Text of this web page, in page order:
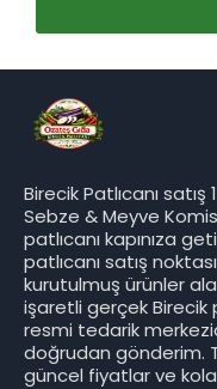
Birecik Patlıcanı
Sebze & Meyve
patlıcanı kapınıza
patlıcanı satış
kurutulmuş ürünler
işaretli gerçek Birecik
resmi tedarik
doğrudan gönderim.
güncel fiyatlar ve